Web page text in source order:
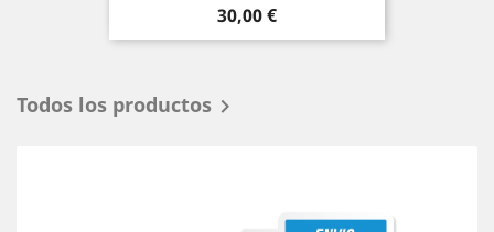
Precio
30,00 €
Todos los productos 